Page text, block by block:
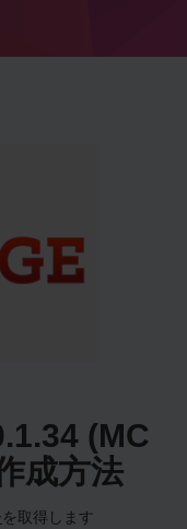
(MC
成方法
を取得します